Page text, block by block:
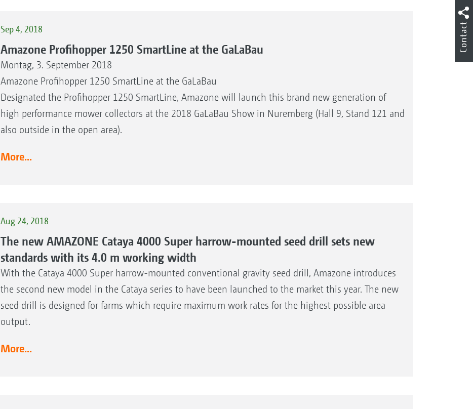
Sep 4, 2018
Amazone Profihopper 1250 SmartLine at the GaLaBau
Montag, 3. September 2018
Amazone Profihopper 1250 SmartLine at the GaLaBau
Designated the Profihopper 1250 SmartLine, Amazone will launch this brand new generation of
high performance mower collectors at the 2018 GaLaBau Show in Nuremberg (Hall 9, Stand 121 and
also outside in the open area).
More...
Aug 24, 2018
The new AMAZONE Cataya 4000 Super harrow-mounted seed drill sets new
standards with its 4.0 m working width
With the Cataya 4000 Super harrow-mounted conventional gravity seed drill, Amazone introduces
the second new model in the Cataya series to have been launched to the market this year. The new
seed drill is designed for farms which require maximum work rates for the highest possible area
output.
More...
Contact